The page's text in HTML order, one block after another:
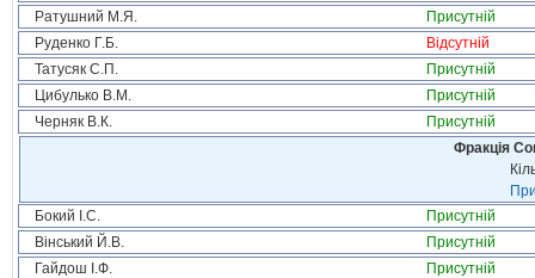
Ратушний М.Я.
Присутній
Руденко Г.Б.
Відсутній
Татусяк С.П.
Присутній
Цибулько В.М.
Присутній
Черняк В.К.
Присутній
Фракція
Бокий І.С.
Присутній
Вінський Й.В.
Присутній
Гайдош І.Ф.
Присутній